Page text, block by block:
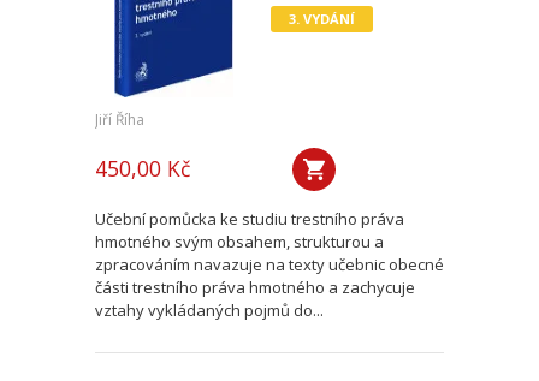
3. VYDÁNÍ
Jiří Říha
450,00 Kč
Učební pomůcka ke studiu trestního práva
hmotného svým obsahem, strukturou a
zpracováním navazuje na texty učebnic obecné
části trestního práva hmotného a zachycuje
vztahy vykládaných pojmů do...